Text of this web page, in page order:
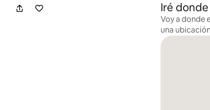
Iré
Voy a donde
una